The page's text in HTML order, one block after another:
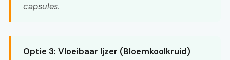
capsules.
Optie 3: Vloeibaar Ijzer (Bloemkoolkruid)